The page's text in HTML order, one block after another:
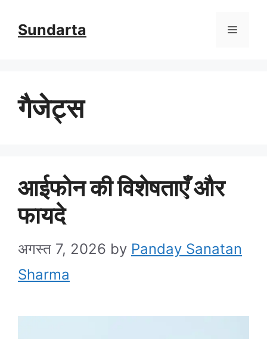
Sundarta Menu
गैजेट्स
आईफोन की विशेषताएँ और
फायदे
अगस्त 7, 2026 by Panday Sanatan
Sharma